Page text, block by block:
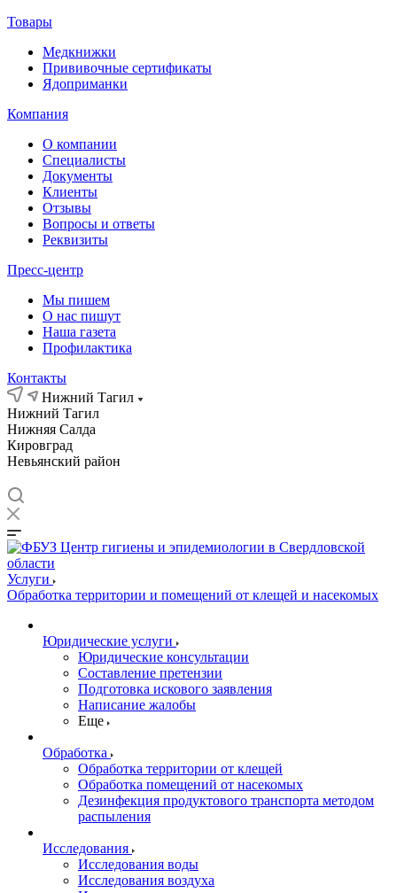
Товары
Медкнижки
Прививочные сертификаты
Ядоприманки
Компания
О компании
Специалисты
Документы
Клиенты
Отзывы
Вопросы и ответы
Реквизиты
Пресс-центр
Мы пишем
О нас пишут
Наша газета
Профилактика
Контакты
Нижний Тагил
Нижний Тагил
Нижняя Салда
Кировград
Невьянский район
Услуги
Обработка территории и помещений от клещей и насекомых
Юридические услуги
Юридические консультации
Составление претензии
Подготовка искового заявления
Написание жалобы
Еще
Обработка
Обработка территории от клещей
Обработка помещений от насекомых
Дезинфекция продуктового транспорта методом
распыления
Исследования
Исследования воды
Исследования воздуха